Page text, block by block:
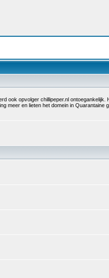
ook opvolger chillipeper.nl
meer en lieten het domein in